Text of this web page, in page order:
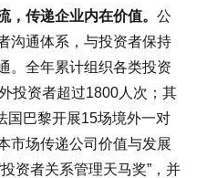
传递企业内在价值。 公
沟通体系，与投资者保持
。全年累计组织各类投资
投资者超过1800人次；其
国巴黎开展15场境外一对
市场传递公司价值与发展
资者关系管理天马奖”，并